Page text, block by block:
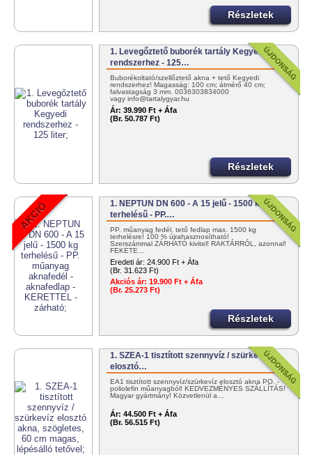
Részletek
1. Levegőztető buborék tartály Kegyedi
rendszerhez - 125…
Buborékoltató/szellőztető akna + tető Kegyedi
rendszerhez! Magasság: 100 cm; átmérő 40 cm;
falvastagság 3 mm. 0036303834000
vagy info@tartalygyar.hu
Ár: 39.990 Ft + Áfa
(Br. 50.787 Ft)
Részletek
1. NEPTUN DN 600 - A 15 jelű - 1500 kg
terhelésű - PP.…
PP. műanyag fedél, tető fedlap max. 1500 kg
terhelésre! 100 % újrahasznosítható!
Szerszámmal ZÁRHATÓ kivitel! RAKTÁRRÓL, azonnal!
FEKETE…
Eredeti ár: 24.900 Ft + Áfa
(Br. 31.623 Ft)
Akciós ár: 19.900 Ft + Áfa
(Br. 25.273 Ft)
Részletek
1. SZEA-1 tisztított szennyvíz / szürkevíz
elosztó…
EA1 tisztított szennyvíz/szürkevíz elosztó akna PO. -
poliolefin műanyagból! KEDVEZMÉNYES SZÁLLÍTÁS!
Magyar gyártmány! Közvetlenül a…
Ár: 44.500 Ft + Áfa
(Br. 56.515 Ft)